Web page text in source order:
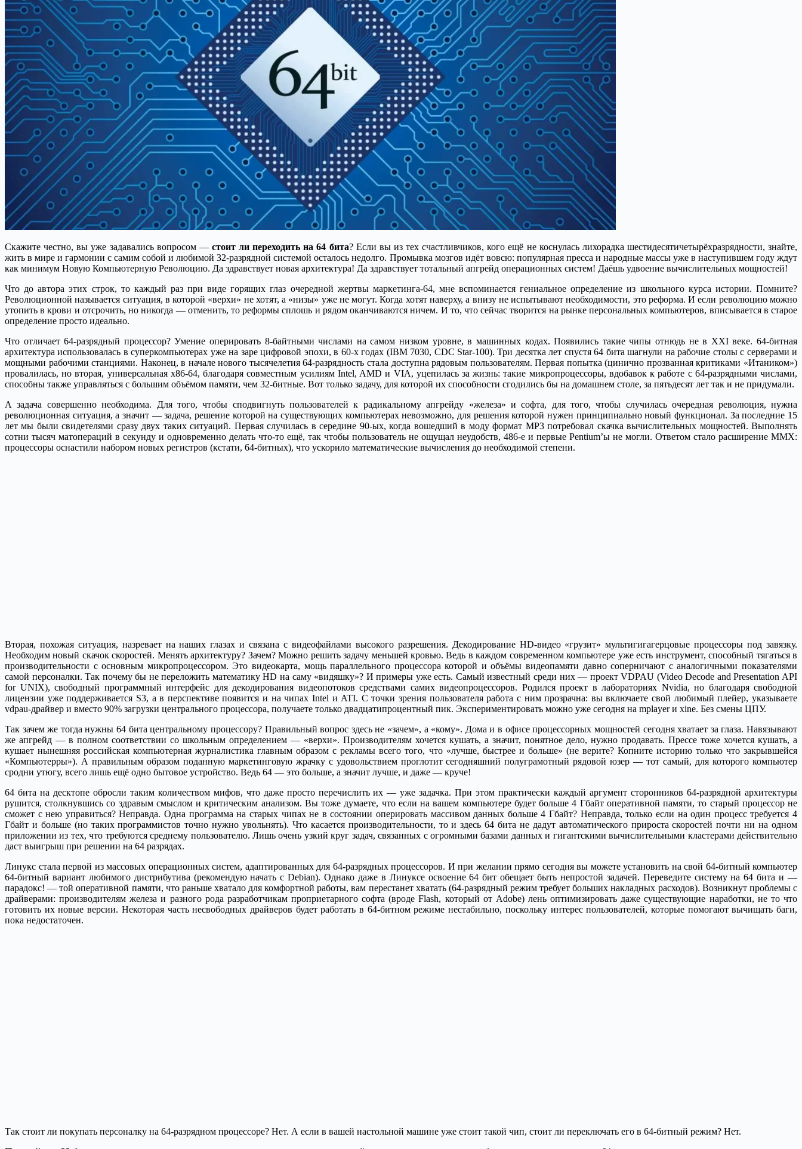
Скажите честно, вы уже задавались вопросом — стоит ли переходить на 64 бита? Если вы из тех счастливчиков, кого ещё не коснулась лихорадка шестидесятичетырёхразрядности, знайте,
жить в мире и гармонии с самим собой и любимой 32-разрядной системой осталось недолго. Промывка мозгов идёт вовсю: популярная пресса и народные массы уже в наступившем году ждут
как минимум Новую Компьютерную Революцию. Да здравствует новая архитектура! Да здравствует тотальный апгрейд операционных систем! Даёшь удвоение вычислительных мощностей!
Что до автора этих строк, то каждый раз при виде горящих глаз очередной жертвы маркетинга-64, мне вспоминается гениальное определение из школьного курса истории. Помните?
Революционной называется ситуация, в которой «верхи» не хотят, а «низы» уже не могут. Когда хотят наверху, а внизу не испытывают необходимости, это реформа. И если революцию можно
утопить в крови и отсрочить, но никогда — отменить, то реформы сплошь и рядом оканчиваются ничем. И то, что сейчас творится на рынке персональных компьютеров, вписывается в старое
определение просто идеально.
Что отличает 64-разрядный процессор? Умение оперировать 8-байтными числами на самом низком уровне, в машинных кодах. Появились такие чипы отнюдь не в XXI веке. 64-битная
архитектура использовалась в суперкомпьютерах уже на заре цифровой эпохи, в 60-х годах (IBM 7030, CDC Star-100). Три десятка лет спустя 64 бита шагнули на рабочие столы с серверами и
мощными рабочими станциями. Наконец, в начале нового тысячелетия 64-разрядность стала доступна рядовым пользователям. Первая попытка (цинично прозванная критиками «Итаником»)
провалилась, но вторая, универсальная x86-64, благодаря совместным усилиям Intel, AMD и VIA, уцепилась за жизнь: такие микропроцессоры, вдобавок к работе с 64-разрядными числами,
способны также управляться с большим объёмом памяти, чем 32-битные. Вот только задачу, для которой их способности сгодились бы на домашнем столе, за пятьдесят лет так и не придумали.
А задача совершенно необходима. Для того, чтобы сподвигнуть пользователей к радикальному апгрейду «железа» и софта, для того, чтобы случилась очередная революция, нужна
революционная ситуация, а значит — задача, решение которой на существующих компьютерах невозможно, для решения которой нужен принципиально новый функционал. За последние 15
лет мы были свидетелями сразу двух таких ситуаций. Первая случилась в середине 90-ых, когда вошедший в моду формат MP3 потребовал скачка вычислительных мощностей. Выполнять
сотни тысяч матопераций в секунду и одновременно делать что-то ещё, так чтобы пользователь не ощущал неудобств, 486-е и первые Pentium’ы не могли. Ответом стало расширение MMX:
процессоры оснастили набором новых регистров (кстати, 64-битных), что ускорило математические вычисления до необходимой степени.
Вторая, похожая ситуация, назревает на наших глазах и связана с видеофайлами высокого разрешения. Декодирование HD-видео «грузит» мультигигагерцовые процессоры под завязку.
Необходим новый скачок скоростей. Менять архитектуру? Зачем? Можно решить задачу меньшей кровью. Ведь в каждом современном компьютере уже есть инструмент, способный тягаться в
производительности с основным микропроцессором. Это видеокарта, мощь параллельного процессора которой и объёмы видеопамяти давно соперничают с аналогичными показателями
самой персоналки. Так почему бы не переложить математику HD на саму «видяшку»? И примеры уже есть. Самый известный среди них — проект VDPAU (Video Decode and Presentation API
for UNIX), свободный программный интерфейс для декодирования видеопотоков средствами самих видеопроцессоров. Родился проект в лабораториях Nvidia, но благодаря свободной
лицензии уже поддерживается S3, а в перспективе появится и на чипах Intel и ATI. С точки зрения пользователя работа с ним прозрачна: вы включаете свой любимый плейер, указываете
vdpau-драйвер и вместо 90% загрузки центрального процессора, получаете только двадцатипроцентный пик. Экспериментировать можно уже сегодня на mplayer и xine. Без смены ЦПУ.
Так зачем же тогда нужны 64 бита центральному процессору? Правильный вопрос здесь не «зачем», а «кому». Дома и в офисе процессорных мощностей сегодня хватает за глаза. Навязывают
же апгрейд — в полном соответствии со школьным определением — «верхи». Производителям хочется кушать, а значит, понятное дело, нужно продавать. Прессе тоже хочется кушать, а
кушает нынешняя российская компьютерная журналистика главным образом с рекламы всего того, что «лучше, быстрее и больше» (не верите? Копните историю только что закрывшейся
«Компьютерры»). А правильным образом поданную маркетинговую жрачку с удовольствием проглотит сегодняшний полуграмотный рядовой юзер — тот самый, для которого компьютер
сродни утюгу, всего лишь ещё одно бытовое устройство. Ведь 64 — это больше, а значит лучше, и даже — круче!
64 бита на десктопе обросли таким количеством мифов, что даже просто перечислить их — уже задачка. При этом практически каждый аргумент сторонников 64-разрядной архитектуры
рушится, столкнувшись со здравым смыслом и критическим анализом. Вы тоже думаете, что если на вашем компьютере будет больше 4 Гбайт оперативной памяти, то старый процессор не
сможет с нею управиться? Неправда. Одна программа на старых чипах не в состоянии оперировать массивом данных больше 4 Гбайт? Неправда, только если на один процесс требуется 4
Гбайт и больше (но таких программистов точно нужно увольнять). Что касается производительности, то и здесь 64 бита не дадут автоматического прироста скоростей почти ни на одном
приложении из тех, что требуются среднему пользователю. Лишь очень узкий круг задач, связанных с огромными базами данных и гигантскими вычислительными кластерами действительно
даст выигрыш при решении на 64 разрядах.
Линукс стала первой из массовых операционных систем, адаптированных для 64-разрядных процессоров. И при желании прямо сегодня вы можете установить на свой 64-битный компьютер
64-битный вариант любимого дистрибутива (рекомендую начать с Debian). Однако даже в Линуксе освоение 64 бит обещает быть непростой задачей. Переведите систему на 64 бита и —
парадокс! — той оперативной памяти, что раньше хватало для комфортной работы, вам перестанет хватать (64-разрядный режим требует больших накладных расходов). Возникнут проблемы с
драйверами: производителям железа и разного рода разработчикам проприетарного софта (вроде Flash, который от Adobe) лень оптимизировать даже существующие наработки, не то что
готовить их новые версии. Некоторая часть несвободных драйверов будет работать в 64-битном режиме нестабильно, поскольку интерес пользователей, которые помогают вычищать баги,
пока недостаточен.
Так стоит ли покупать персоналку на 64-разрядном процессоре? Нет. А если в вашей настольной машине уже стоит такой чип, стоит ли переключать его в 64-битный режим? Нет.